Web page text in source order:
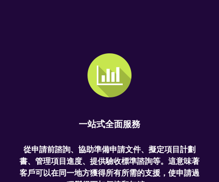
一站式全面服務
從申請前諮詢、協助準備申請文件、擬定項目計劃
書、管理項目進度、提供驗收標準諮詢等。這意味著
客戶可以在同一地方獲得所有所需的支援，使申請過